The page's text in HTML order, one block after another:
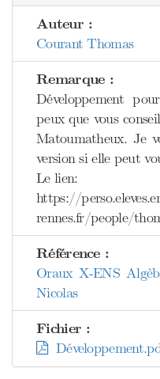
Auteur :
Courant Thomas
Remarque :
Développement
peux que vous
Matoumatheux. Je
version si elle peut
Le lien:
https://
rennes.fr/people/
Référence :
Oraux X-ENS
Nicolas
Fichier :